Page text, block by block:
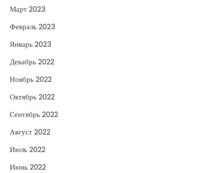
Март 2023
Февраль 2023
Январь 2023
Декабрь 2022
Ноябрь 2022
Октябрь 2022
Сентябрь 2022
Август 2022
Июль 2022
Июнь 2022